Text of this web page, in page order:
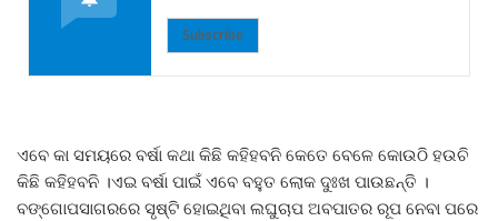
Subscribe
ଏବେ କା ସମୟରେ ବର୍ଷା କଥା କିଛି କହିହବନି କେତେ ବେଳେ କୋଉଠି ହଉଚି
କିଛି କହିହବନି ।ଏଇ ବର୍ଷା ପାଇଁ ଏବେ ବହୁତ ଲୋକ ଦୁଃଖ ପାଉଛନ୍ତି ।
ବଙ୍ଗୋପସାଗରରେ ସୃଷ୍ଟି ହୋଇଥିବା ଲଘୁଚାପ ଅବପାତର ରୂପ ନେବା ପରେ